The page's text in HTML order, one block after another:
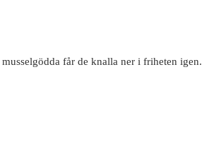
får de knalla ner i friheten igen.